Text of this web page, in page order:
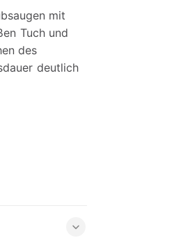
mit
Tuch und
des
deutlich